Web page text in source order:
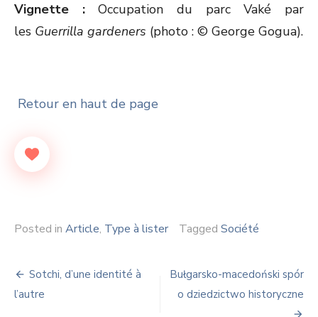
Vignette :Occupation du parc Vaké par
les Guerrilla gardeners (photo : © George Gogua).
Retour en haut de page
Posted in Article, Type à lister Tagged Société
Navigation
de
Sotchi, d’une identité à
l’autre
Bułgarsko-macedoński spór
o dziedzictwo historyczne